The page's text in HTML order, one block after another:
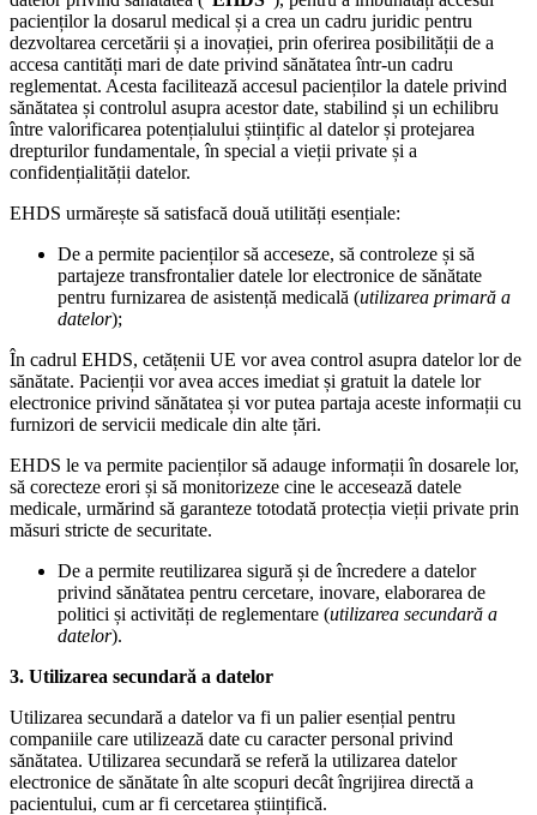
pacienților la dosarul medical și a crea un cadru juridic pentru
dezvoltarea cercetării și a inovației, prin oferirea posibilității de a
accesa cantități mari de date privind sănătatea într-un cadru
reglementat. Acesta facilitează accesul pacienților la datele privind
sănătatea și controlul asupra acestor date, stabilind și un echilibru
între valorificarea potențialului științific al datelor și protejarea
drepturilor fundamentale, în special a vieții private și a
confidențialității datelor.
EHDS urmărește să satisfacă două utilități esențiale:
De a permite pacienților să acceseze, să controleze și să
partajeze transfrontalier datele lor electronice de sănătate
pentru furnizarea de asistență medicală (utilizarea primară a
datelor);
În cadrul EHDS, cetățenii UE vor avea control asupra datelor lor de
sănătate. Pacienții vor avea acces imediat și gratuit la datele lor
electronice privind sănătatea și vor putea partaja aceste informații cu
furnizori de servicii medicale din alte țări.
EHDS le va permite pacienților să adauge informații în dosarele lor,
să corecteze erori și să monitorizeze cine le accesează datele
medicale, urmărind să garanteze totodată protecția vieții private prin
măsuri stricte de securitate.
De a permite reutilizarea sigură și de încredere a datelor
privind sănătatea pentru cercetare, inovare, elaborarea de
politici și activități de reglementare (utilizarea secundară a
datelor).
3. Utilizarea secundară a datelor
Utilizarea secundară a datelor va fi un palier esențial pentru
companiile care utilizează date cu caracter personal privind
sănătatea. Utilizarea secundară se referă la utilizarea datelor
electronice de sănătate în alte scopuri decât îngrijirea directă a
pacientului, cum ar fi cercetarea științifică.